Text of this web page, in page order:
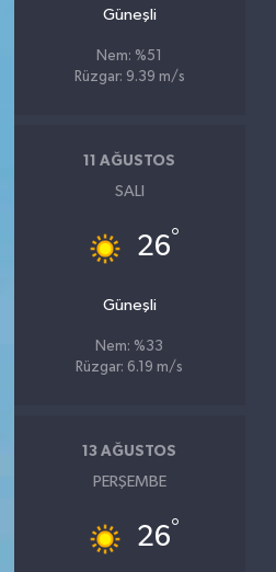
Güneşli
Nem: %51
Rüzgar: 9.39 m/s
11 AĞUSTOS
SALI
26°
Güneşli
Nem: %33
Rüzgar: 6.19 m/s
13 AĞUSTOS
PERŞEMBE
26°